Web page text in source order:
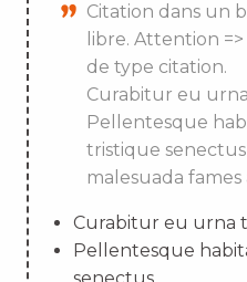
Citation dans un
libre. Attention
de type citation.
Curabitur eu
Pellentesque
tristique
malesuada
Curabitur eu urna
Pellentesque